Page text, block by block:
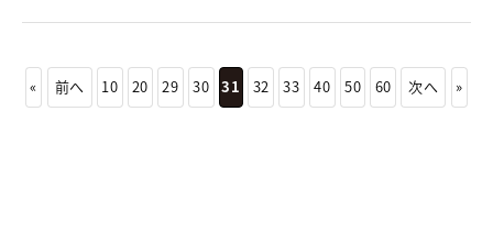
« 前へ 10 20 29 30 31 32 33 40 50 60 次へ »